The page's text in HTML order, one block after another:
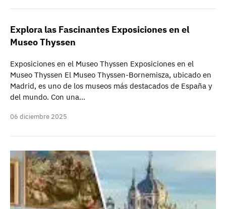
Explora las Fascinantes Exposiciones en el
Museo Thyssen
Exposiciones en el Museo Thyssen Exposiciones en el
Museo Thyssen El Museo Thyssen-Bornemisza, ubicado en
Madrid, es uno de los museos más destacados de España y
del mundo. Con una…
06 diciembre 2025